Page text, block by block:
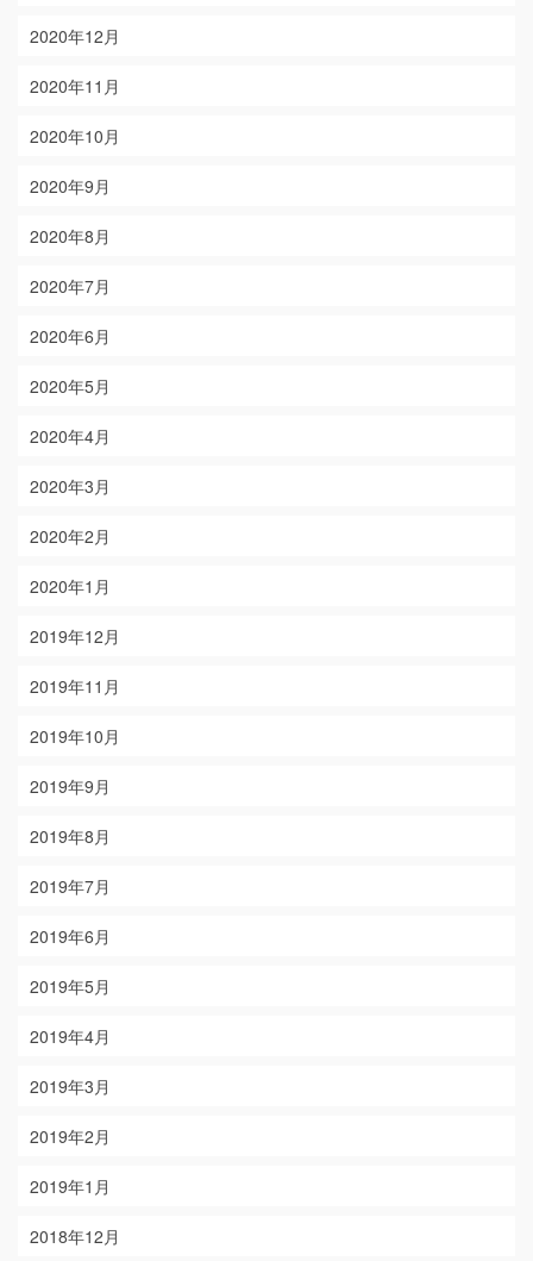
2020年12月
2020年11月
2020年10月
2020年9月
2020年8月
2020年7月
2020年6月
2020年5月
2020年4月
2020年3月
2020年2月
2020年1月
2019年12月
2019年11月
2019年10月
2019年9月
2019年8月
2019年7月
2019年6月
2019年5月
2019年4月
2019年3月
2019年2月
2019年1月
2018年12月